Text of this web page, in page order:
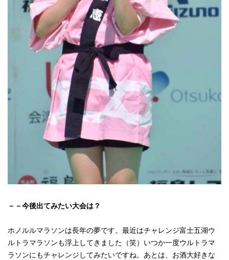
－－今後出てみたい大会は？
ホノルルマラソンは長年の夢です。最近はチャレンジ富士五湖ウ
ルトラマラソンも浮上してきました（笑）いつか一度ウルトラマ
ラソンにもチャレンジしてみたいですね。あとは、お酒大好きな